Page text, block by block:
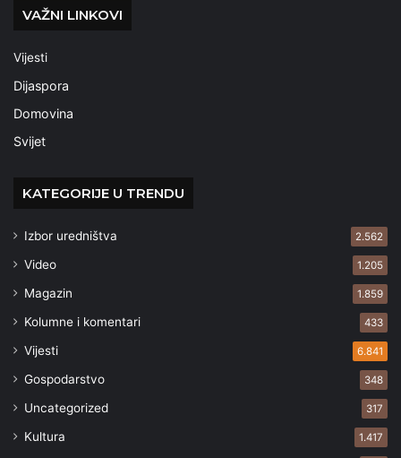
VAŽNI LINKOVI
Vijesti
Dijaspora
Domovina
Svijet
KATEGORIJE U TRENDU
Izbor uredništva 2.562
Video 1.205
Magazin 1.859
Kolumne i komentari 433
Vijesti 6.841
Gospodarstvo 348
Uncategorized 317
Kultura 1.417